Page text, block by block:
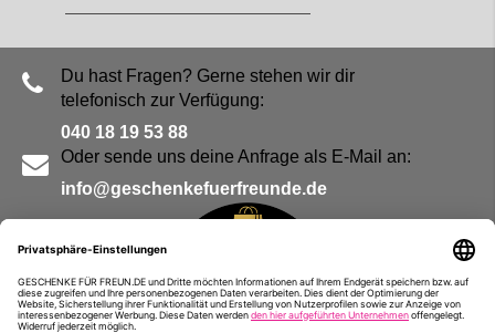
Du hast Fragen? Gerne stehen wir dir
telefonisch zur Verfügung:
040 18 19 53 88
Oder sende uns deine Anfrage als E-Mail an:
info@geschenkefuerfreunde.de